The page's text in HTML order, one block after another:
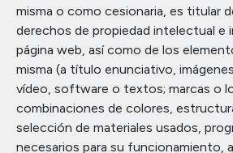
misma o como cesionaria, es titular
derechos de propiedad intelectual e
página web, así como de los
misma (a título enunciativo,
vídeo, software o textos; marcas o
combinaciones de colores,
selección de materiales usados,
necesarios para su funcionamiento,